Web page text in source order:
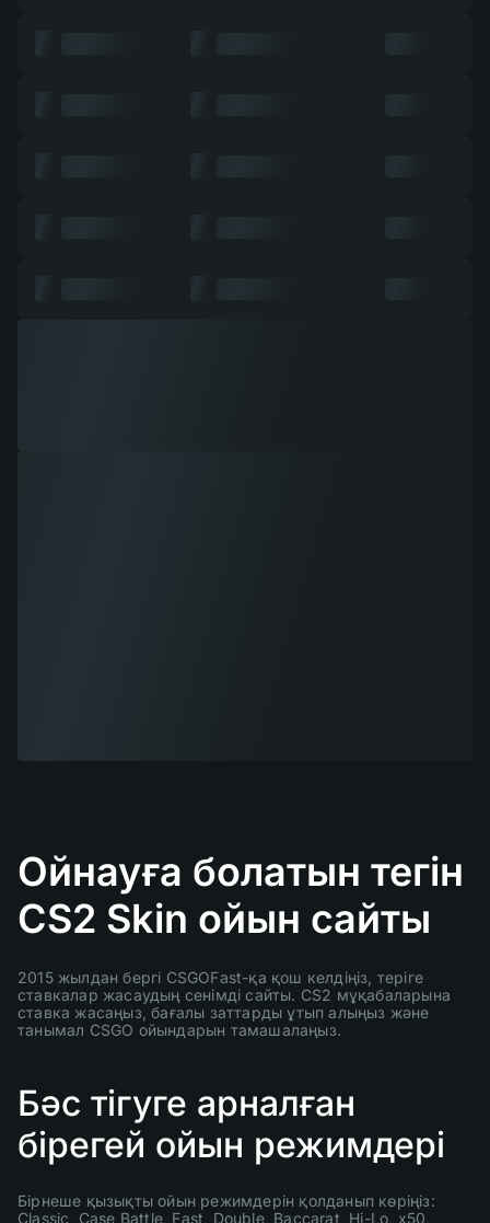
Ойнауға болатын тегін
CS2 Skin ойын сайты
2015 жылдан бергі CSGOFast-қа қош келдіңіз, теріге
ставкалар жасаудың сенімді сайты. CS2 мұқабаларына
ставка жасаңыз, бағалы заттарды ұтып алыңыз және
танымал CSGO ойындарын тамашалаңыз.
Бәс тігуге арналған
бірегей ойын режимдері
Бірнеше қызықты ойын режимдерін қолданып көріңіз:
Classic, Case Battle, Fast, Double, Baccarat, Hi-Lo, x50,